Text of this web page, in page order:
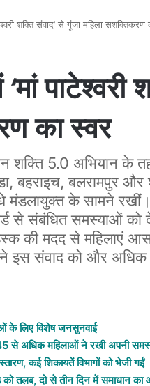
शक्ति संवाद’ से गूंजा महिला सशक्तिकरण
पाटेश्वरी
का स्वर
शक्ति 5.0 अभियान के
बहराइच, बलरामपुर
मंडलायुक्त के सामने रखीं।
से संबंधित समस्याओं
की मदद से महिलाएं
ने इस संवाद को और
के लिए विशेष जनसुनवाई
से अधिक महिलाओं ने रखी अपनी
कई शिकायतें विभागों को भेजी गईं
को तलब, दो से तीन दिन में समाधान